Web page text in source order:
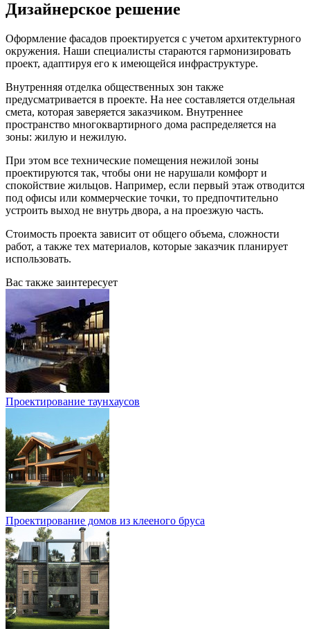
Дизайнерское решение
Оформление фасадов проектируется с учетом архитектурного
окружения. Наши специалисты стараются гармонизировать
проект, адаптируя его к имеющейся инфраструктуре.
Внутренняя отделка общественных зон также
предусматривается в проекте. На нее составляется отдельная
смета, которая заверяется заказчиком. Внутреннее
пространство многоквартирного дома распределяется на
зоны: жилую и нежилую.
При этом все технические помещения нежилой зоны
проектируются так, чтобы они не нарушали комфорт и
спокойствие жильцов. Например, если первый этаж отводится
под офисы или коммерческие точки, то предпочтительно
устроить выход не внутрь двора, а на проезжую часть.
Стоимость проекта зависит от общего объема, сложности
работ, а также тех материалов, которые заказчик планирует
использовать.
Вас также заинтересует
Проектирование таунхаусов
Проектирование домов из клееного бруса